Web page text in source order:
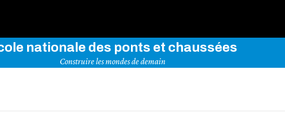
nationale des ponts et chaussées
Construire les mondes de demain